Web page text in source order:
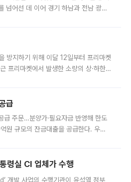
넘어선 데 이어 경기 하남과 전남 광양
방지하기 위해 이달 12일부터 프리마켓
프리마켓에서 발생한 소량의 상·하한
급
급 주문…분양가·필요자금 반영해 한도
원 규모의 잔금대출을 공급한다. 우리
실 CI 업체가 수행
개발 사업의 수행기관이 윤석열 정부